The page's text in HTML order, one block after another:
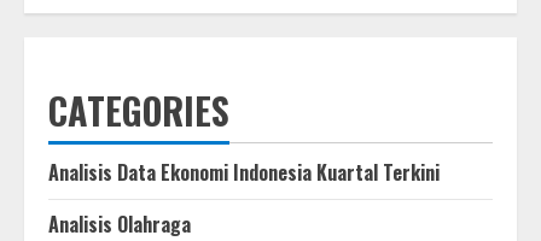
CATEGORIES
Analisis Data Ekonomi Indonesia Kuartal Terkini
Analisis Olahraga